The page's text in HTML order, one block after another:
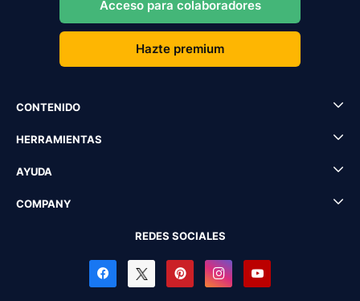
Acceso para colaboradores
Hazte premium
CONTENIDO
HERRAMIENTAS
AYUDA
COMPANY
REDES SOCIALES